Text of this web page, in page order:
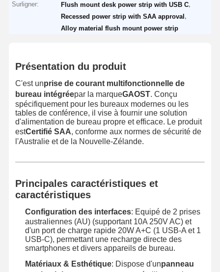
Surligner:
Flush mount desk power strip with USB C
Recessed power strip with SAA approval
Alloy material flush mount power strip
Présentation du produit
C'est unprise de courant multifonctionnelle de
bureau intégréepar la marqueGAOST. Conçu
spécifiquement pour les bureaux modernes ou les
tables de conférence, il vise à fournir une solution
d'alimentation de bureau propre et efficace. Le produit
estCertifié SAA, conforme aux normes de sécurité de
l'Australie et de la Nouvelle-Zélande.
Principales caractéristiques et
caractéristiques
Configuration des interfaces: Equipé de 2 prises
australiennes (AU) (supportant 10A 250V AC) et
d'un port de charge rapide 20W A+C (1 USB-A et 1
USB-C), permettant une recharge directe des
smartphones et divers appareils de bureau.
Matériaux & Esthétique: Dispose d'unpanneau